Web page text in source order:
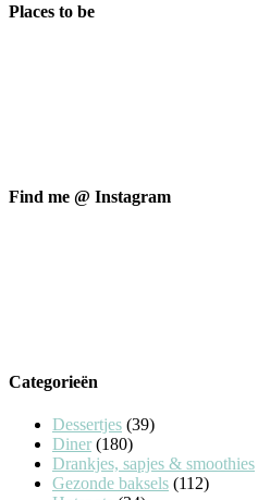
Places to be
Find me @ Instagram
Categorieën
Dessertjes (39)
Diner (180)
Drankjes, sapjes & smoothies
Gezonde baksels (112)